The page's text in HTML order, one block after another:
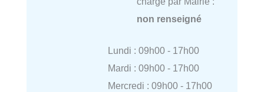
non renseigné
Lundi : 09h00 - 17h00
Mardi : 09h00 - 17h00
Mercredi : 09h00 - 17h00